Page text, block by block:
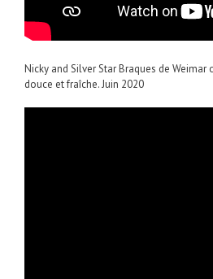
Nicky and Silver Star Braques de
douce et fraîche. Juin 2020